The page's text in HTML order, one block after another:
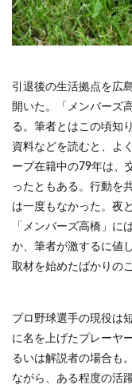
引退後の生活拠点を広
開いた。「メンバーズ
る。筆者とはこの頃知
資料などを読むと、よ
ープ在籍中の79年は、
ったともある。行動を
は一度もなかった。夜
「メンバーズ高橋」に
か、筆者が激するに値
取材を始めたばかりの
プロ野球選手の現役は
に名を上げたプレーヤ
るいは解説者の場合も
ながら、ある程度の活